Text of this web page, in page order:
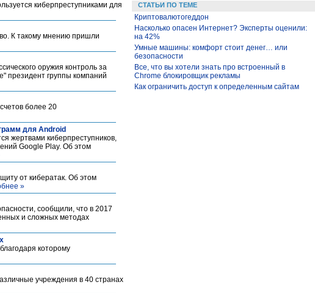
киберпреступниками для
К такому мнению пришли
оружия контроль за
президент группы компаний
более 20
для Android
жертвами киберпреступников,
Google Play. Об этом
от кибератак. Об этом
»
сообщили, что в 2017
и сложных методах
которому
учреждения в 40 странах
СТАТЬИ ПО ТЕМЕ
Криптовалютогеддон
Насколько опасен Интернет? Эксперты оценили:
на 42%
Умные машины: комфорт стоит денег… или
безопасности
Все, что вы хотели знать про встроенный в
Chrome блокировщик рекламы
Как ограничить доступ к определенным сайтам